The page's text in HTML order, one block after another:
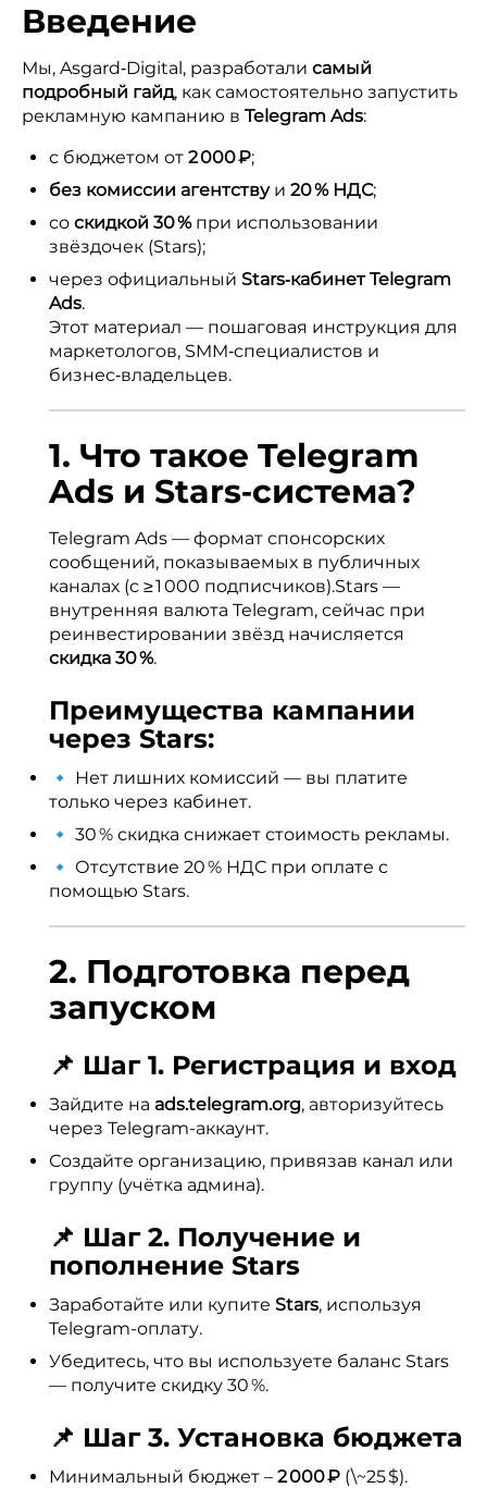
Введение
Мы, Asgard‑Digital, разработали самый
подробный гайд, как самостоятельно запустить
рекламную кампанию в Telegram Ads:
с бюджетом от 2 000 ₽;
без комиссии агентствуи 20 % НДС;
со скидкой 30 %при использовании
звёздочек (Stars);
через официальный Stars‑кабинет Telegram
Ads.
Этот материал — пошаговая инструкция для
маркетологов, SMM‑специалистов и
бизнес‑владельцев.
1. Что такое Telegram
Ads и Stars‑система?
Telegram Ads — формат спонсорских
сообщений, показываемых в публичных
каналах (с ≥ 1 000 подписчиков).Stars —
внутренняя валюта Telegram, сейчас при
реинвестировании звёзд начисляется
скидка 30 %.
Преимущества кампании
через Stars:
🔹 Нет лишних комиссий — вы платите
только через кабинет.
🔹 30 % скидка снижает стоимость рекламы.
🔹 Отсутствие 20 % НДС при оплате с
помощью Stars.
2. Подготовка перед
запуском
📌 Шаг 1. Регистрация и вход
Зайдите на ads.telegram.org, авторизуйтесь
через Telegram-аккаунт.
Создайте организацию, привязав канал или
группу (учётка админа).
📌 Шаг 2. Получение и
пополнение Stars
Заработайте или купите Stars, используя
Telegram-оплату.
Убедитесь, что вы используете баланс Stars
— получите скидку 30 %.
📌 Шаг 3. Установка бюджета
Минимальный бюджет – 2 000 ₽ (\~25 $).